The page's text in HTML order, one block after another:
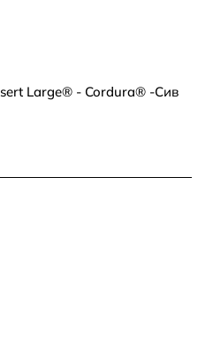
Large® - Cordura® -Сив